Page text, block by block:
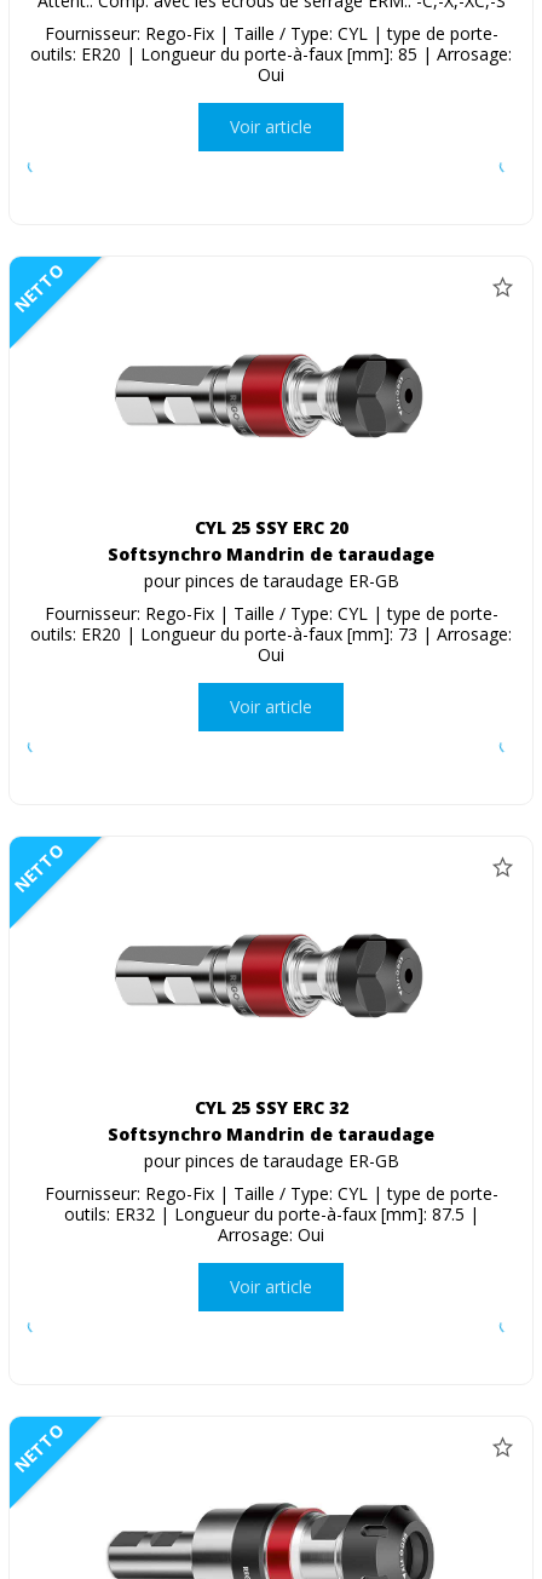
Fournisseur: Rego-Fix | Taille / Type: CYL | type de porte-
outils: ER20 | Longueur du porte-à-faux [mm]: 85 | Arrosage:
Oui
Voir article
NETTO
CYL 25 SSY ERC 20
Softsynchro Mandrin de taraudage
pour pinces de taraudage ER-GB
Fournisseur: Rego-Fix | Taille / Type: CYL | type de porte-
outils: ER20 | Longueur du porte-à-faux [mm]: 73 | Arrosage:
Oui
Voir article
NETTO
CYL 25 SSY ERC 32
Softsynchro Mandrin de taraudage
pour pinces de taraudage ER-GB
Fournisseur: Rego-Fix | Taille / Type: CYL | type de porte-
outils: ER32 | Longueur du porte-à-faux [mm]: 87.5 |
Arrosage: Oui
Voir article
NETTO